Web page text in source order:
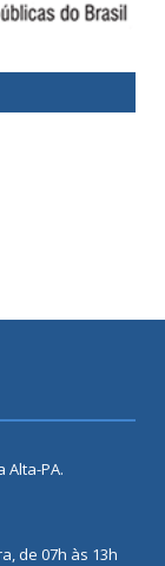
Alta-PA.
de 07h às 13h